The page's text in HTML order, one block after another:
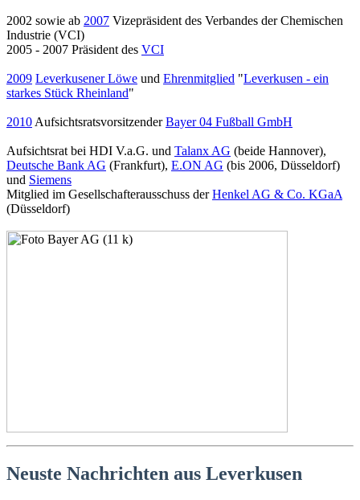
2002 sowie ab 2007 Vizepräsident des Verbandes der Chemischen
Industrie (VCI)
2005 - 2007 Präsident des VCI
2009 Leverkusener Löwe und Ehrenmitglied "Leverkusen - ein
starkes Stück Rheinland"
2010 AufsichtsratsvorsitzenderBayer 04 Fußball GmbH
Aufsichtsrat bei HDI V.a.G. und Talanx AG (beide Hannover),
Deutsche Bank AG (Frankfurt), E.ON AG (bis 2006, Düsseldorf)
und Siemens
Mitglied im Gesellschafterausschuss derHenkel AG & Co. KGaA
(Düsseldorf)
Neuste Nachrichten aus Leverkusen